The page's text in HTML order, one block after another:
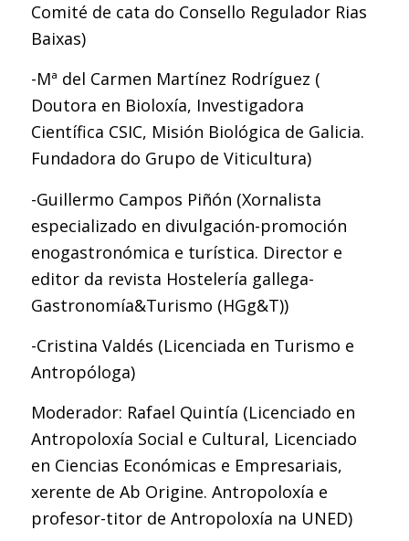
Comité de cata do Consello Regulador Rias
Baixas)
-Mª del Carmen Martínez Rodríguez (
Doutora en Bioloxía, Investigadora
Científica CSIC, Misión Biológica de Galicia.
Fundadora do Grupo de Viticultura)
-Guillermo Campos Piñón (Xornalista
especializado en divulgación-promoción
enogastronómica e turística. Director e
editor da revista Hostelería gallega-
Gastronomía&Turismo (HGg&T))
-Cristina Valdés (Licenciada en Turismo e
Antropóloga)
Moderador: Rafael Quintía (Licenciado en
Antropoloxía Social e Cultural, Licenciado
en Ciencias Económicas e Empresariais,
xerente de Ab Origine. Antropoloxía e
profesor-titor de Antropoloxía na UNED)